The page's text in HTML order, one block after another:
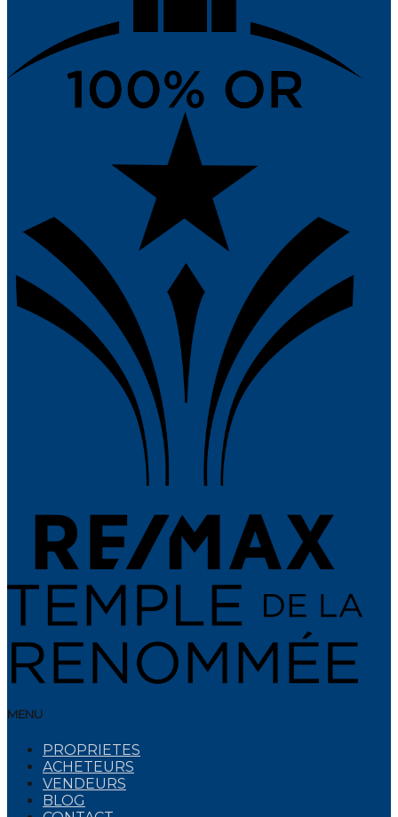
MENU
PROPRIETES
ACHETEURS
VENDEURS
BLOG